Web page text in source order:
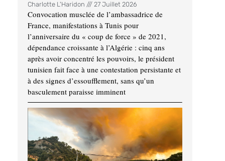
Charlotte L'Haridon 27 Juillet 2026
Convocation musclée de l’ambassadrice de
France, manifestations à Tunis pour
l’anniversaire du « coup de force » de 2021,
dépendance croissante à l’Algérie : cinq ans
après avoir concentré les pouvoirs, le président
tunisien fait face à une contestation persistante et
à des signes d’essoufflement, sans qu’un
basculement paraisse imminent